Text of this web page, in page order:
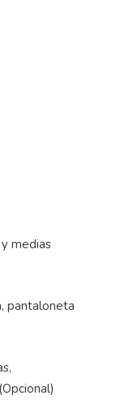
medias
pantaloneta